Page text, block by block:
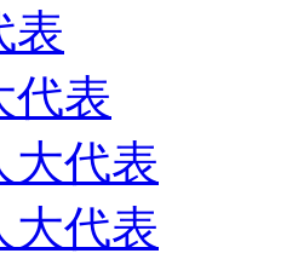
表
代表
大代表
大代表